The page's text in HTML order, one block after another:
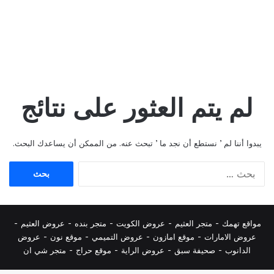
لم يتم العثور على نتائج
يبدوا أننا لم ’ نستطع أن نجد ما ’ تبحث عنه. من الممكن أن يساعدك البحث.
مواقع تهمك - متجر العثيم - عروض الكويت - متجر بنده - عروض العثيم -
عروض الامارات - موقع امازون - عروض التميمي - موقع نون - عروض
الدانوب - صحيفة سبق - عروض الراية - موقع حراج - متجر شي ان